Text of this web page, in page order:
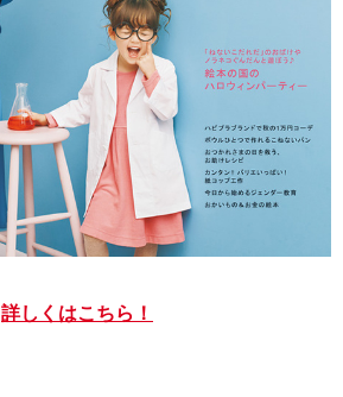
詳しくはこちら！